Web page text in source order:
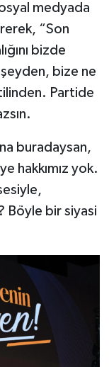
medyada
“Son
bizde
bize ne
Partide
buradaysan,
hakkımız yok.
Böyle bir siyasi